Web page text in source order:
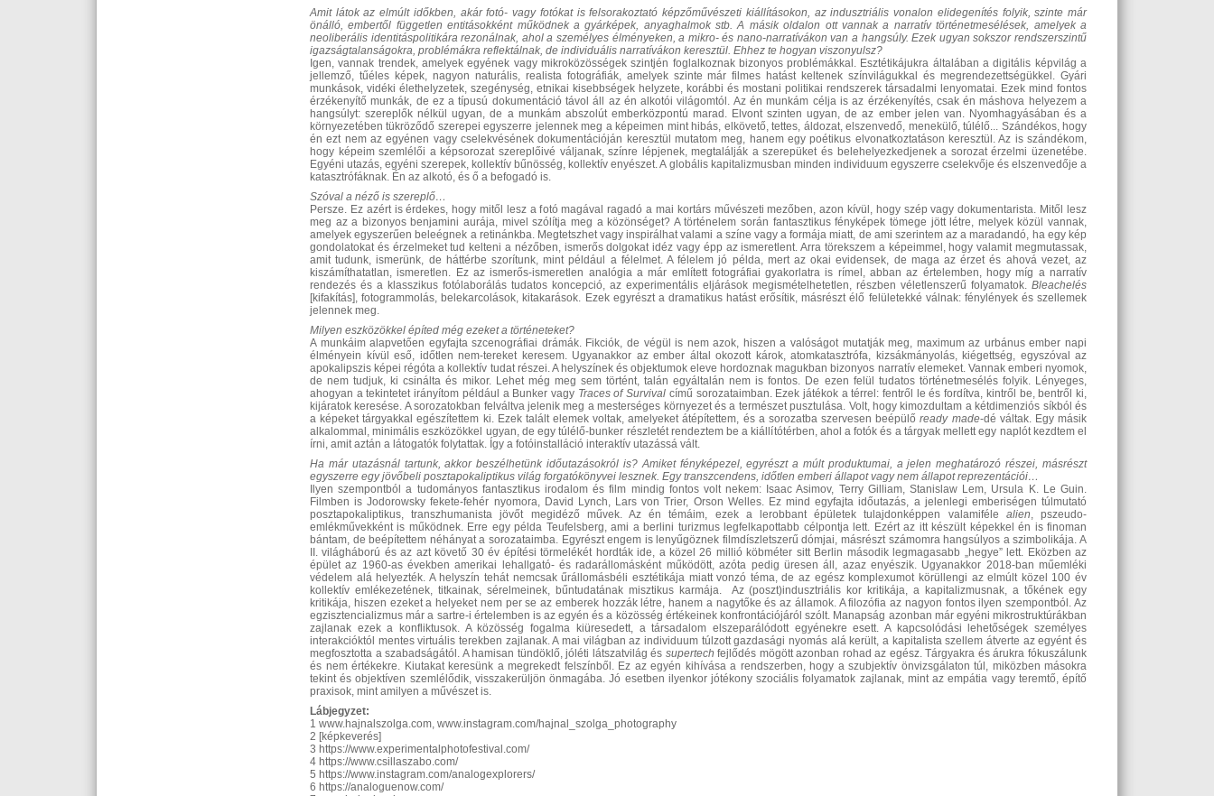
Amit látok az elmúlt időkben, akár fotó- vagy fotókat is felsorakoztató képzőművészeti kiállításokon, az indusztriális vonalon elidegenítés folyik, szinte már
önálló, embertől független entitásokként működnek a gyárképek, anyaghalmok stb. A másik oldalon ott vannak a narratív történetmesélések, amelyek a
neoliberális identitáspolitikára rezonálnak, ahol a személyes élményeken, a mikro- és nano-narratívákon van a hangsúly. Ezek ugyan sokszor rendszerszintű
igazságtalanságokra, problémákra reflektálnak, de individuális narratívákon keresztül. Ehhez te hogyan viszonyulsz?
Igen, vannak trendek, amelyek egyének vagy mikroközösségek szintjén foglalkoznak bizonyos problémákkal. Esztétikájukra általában a digitális képvilág a
jellemző, tűéles képek, nagyon naturális, realista fotográfiák, amelyek szinte már filmes hatást keltenek színvilágukkal és megrendezettségükkel. Gyári
munkások, vidéki élethelyzetek, szegénység, etnikai kisebbségek helyzete, korábbi és mostani politikai rendszerek társadalmi lenyomatai. Ezek mind fontos
érzékenyítő munkák, de ez a típusú dokumentáció távol áll az én alkotói világomtól. Az én munkám célja is az érzékenyítés, csak én máshova helyezem a
hangsúlyt: szereplők nélkül ugyan, de a munkám abszolút emberközpontú marad. Elvont szinten ugyan, de az ember jelen van. Nyomhagyásában és a
környezetében tükröződő szerepei egyszerre jelennek meg a képeimen mint hibás, elkövető, tettes, áldozat, elszenvedő, menekülő, túlélő... Szándékos, hogy
én ezt nem az egyénen vagy cselekvésének dokumentációján keresztül mutatom meg, hanem egy poétikus elvonatkoztatáson keresztül. Az is szándékom,
hogy képeim szemlélői a képsorozat szereplőivé váljanak, színre lépjenek, megtalálják a szerepüket és belehelyezkedjenek a sorozat érzelmi üzenetébe.
Egyéni utazás, egyéni szerepek, kollektív bűnösség, kollektív enyészet. A globális kapitalizmusban minden individuum egyszerre cselekvője és elszenvedője a
katasztrófáknak. Én az alkotó, és ő a befogadó is.
Szóval a néző is szereplő…
Persze. Ez azért is érdekes, hogy mitől lesz a fotó magával ragadó a mai kortárs művészeti mezőben, azon kívül, hogy szép vagy dokumentarista. Mitől lesz
meg az a bizonyos benjamini aurája, mivel szólítja meg a közönséget? A történelem során fantasztikus fényképek tömege jött létre, melyek közül vannak,
amelyek egyszerűen beleégnek a retinánkba. Megtetszhet vagy inspirálhat valami a színe vagy a formája miatt, de ami szerintem az a maradandó, ha egy kép
gondolatokat és érzelmeket tud kelteni a nézőben, ismerős dolgokat idéz vagy épp az ismeretlent. Arra törekszem a képeimmel, hogy valamit megmutassak,
amit tudunk, ismerünk, de háttérbe szorítunk, mint például a félelmet. A félelem jó példa, mert az okai evidensek, de maga az érzet és ahová vezet, az
kiszámíthatatlan, ismeretlen. Ez az ismerős-ismeretlen analógia a már említett fotográfiai gyakorlatra is rímel, abban az értelemben, hogy míg a narratív
rendezés és a klasszikus fotólaborálás tudatos koncepció, az experimentális eljárások megismételhetetlen, részben véletlenszerű folyamatok. Bleachelés
[kifakítás], fotogrammolás, belekarcolások, kitakarások. Ezek egyrészt a dramatikus hatást erősítik, másrészt élő felületekké válnak: fénylények és szellemek
jelennek meg.
Milyen eszközökkel építed még ezeket a történeteket?
A munkáim alapvetően egyfajta szcenográfiai drámák. Fikciók, de végül is nem azok, hiszen a valóságot mutatják meg, maximum az urbánus ember napi
élményein kívül eső, időtlen nem-tereket keresem. Ugyanakkor az ember által okozott károk, atomkatasztrófa, kizsákmányolás, kiégettség, egyszóval az
apokalipszis képei régóta a kollektív tudat részei. A helyszínek és objektumok eleve hordoznak magukban bizonyos narratív elemeket. Vannak emberi nyomok,
de nem tudjuk, ki csinálta és mikor. Lehet még meg sem történt, talán egyáltalán nem is fontos. De ezen felül tudatos történetmesélés folyik. Lényeges,
ahogyan a tekintetet irányítom például a Bunker vagy Traces of Survival című sorozataimban. Ezek játékok a térrel: fentről le és fordítva, kintről be, bentről ki,
kijáratok keresése. A sorozatokban felváltva jelenik meg a mesterséges környezet és a természet pusztulása. Volt, hogy kimozdultam a kétdimenziós síkból és
a képeket tárgyakkal egészítettem ki. Ezek talált elemek voltak, amelyeket átépítettem, és a sorozatba szervesen beépülőready made-dé váltak. Egy másik
alkalommal, minimális eszközökkel ugyan, de egy túlélő-bunker részletét rendeztem be a kiállítótérben, ahol a fotók és a tárgyak mellett egy naplót kezdtem el
írni, amit aztán a látogatók folytattak. Így a fotóinstalláció interaktív utazássá vált.
Ha már utazásnál tartunk, akkor beszélhetünk időutazásokról is? Amiket fényképezel, egyrészt a múlt produktumai, a jelen meghatározó részei, másrészt
egyszerre egy jövőbeli posztapokaliptikus világ forgatókönyvei lesznek. Egy transzcendens, időtlen emberi állapot vagy nem állapot reprezentációi…
Ilyen szempontból a tudományos fantasztikus irodalom és film mindig fontos volt nekem: Isaac Asimov, Terry Gilliam, Stanislaw Lem, Ursula K. Le Guin.
Filmben is Jodorowsky fekete-fehér nyomora, David Lynch, Lars von Trier, Orson Welles. Ez mind egyfajta időutazás, a jelenlegi emberiségen túlmutató
posztapokaliptikus, transzhumanista jövőt megidéző művek. Az én témáim, ezek a lerobbant épületek tulajdonképpen valamiféle alien, pszeudo-
emlékművekként is működnek. Erre egy példa Teufelsberg, ami a berlini turizmus legfelkapottabb célpontja lett. Ezért az itt készült képekkel én is finoman
bántam, de beépítettem néhányat a sorozataimba. Egyrészt engem is lenyűgöznek filmdíszletszerű dómjai, másrészt számomra hangsúlyos a szimbolikája. A
II. világháború és az azt követő 30 év építési törmelékét hordták ide, a közel 26 millió köbméter sitt Berlin második legmagasabb „hegye” lett. Eközben az
épület az 1960-as években amerikai lehallgató- és radarállomásként működött, azóta pedig üresen áll, azaz enyészik. Ugyanakkor 2018-ban műemléki
védelem alá helyezték. A helyszín tehát nemcsak űrállomásbéli esztétikája miatt vonzó téma, de az egész komplexumot körüllengi az elmúlt közel 100 év
kollektív emlékezetének, titkainak, sérelmeinek, bűntudatának misztikus karmája. Az (poszt)indusztriális kor kritikája, a kapitalizmusnak, a tőkének egy
kritikája, hiszen ezeket a helyeket nem per se az emberek hozzák létre, hanem a nagytőke és az államok. A filozófia az nagyon fontos ilyen szempontból. Az
egzisztencializmus már a sartre-i értelemben is az egyén és a közösség értékeinek konfrontációjáról szólt. Manapság azonban már egyéni mikrostruktúrákban
zajlanak ezek a konfliktusok. A közösség fogalma kiüresedett, a társadalom elszeparálódott egyénekre esett. A kapcsolódási lehetőségek személyes
interakcióktól mentes virtuális terekben zajlanak. A mai világban az individuum túlzott gazdasági nyomás alá került, a kapitalista szellem átverte az egyént és
megfosztotta a szabadságától. A hamisan tündöklő, jóléti látszatvilág és supertech fejlődés mögött azonban rohad az egész. Tárgyakra és árukra fókuszálunk
és nem értékekre. Kiutakat keresünk a megrekedt felszínből. Ez az egyén kihívása a rendszerben, hogy a szubjektív önvizsgálaton túl, miközben másokra
tekint és objektíven szemlélődik, visszakerüljön önmagába. Jó esetben ilyenkor jótékony szociális folyamatok zajlanak, mint az empátia vagy teremtő, építő
praxisok, mint amilyen a művészet is.
Lábjegyzet:
1 www.hajnalszolga.com, www.instagram.com/hajnal_szolga_photography
2 [képkeverés]
3 https://www.experimentalphotofestival.com/
4 https://www.csillaszabo.com/
5 https://www.instagram.com/analogexplorers/
6 https://analoguenow.com/